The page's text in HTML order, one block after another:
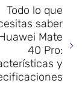
Todo lo que
saber
Mate
40 Pro:
y